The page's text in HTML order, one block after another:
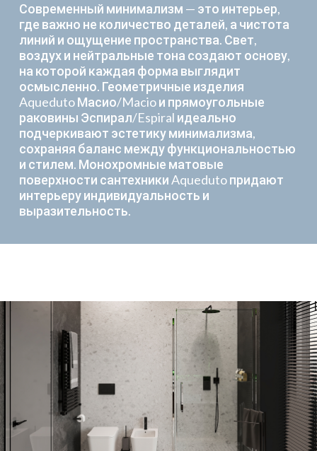
Современный минимализм — это интерьер,
где важно не количество деталей, а чистота
линий и ощущение пространства. Свет,
воздух и нейтральные тона создают основу,
на которой каждая форма выглядит
осмысленно. Геометричные изделия
Aqueduto Масио/Macio и прямоугольные
раковины Эспирал/Espiral идеально
подчеркивают эстетику минимализма,
сохраняя баланс между функциональностью
и стилем. Монохромные матовые
поверхности сантехники Aqueduto придают
интерьеру индивидуальность и
выразительность.